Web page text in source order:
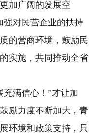
加广阔的发展空
强对民营企业的扶持
的营商环境，鼓励民
实施，共同推动全省
满信心！”才让加
励力度不断加大，青
环境和政策支持，只